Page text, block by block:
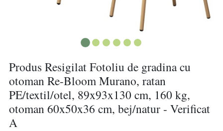
Produs Resigilat Fotoliu de gradina cu
otoman Re-Bloom Murano, ratan
PE/textil/otel, 89x93x130 cm, 160 kg,
otoman 60x50x36 cm, bej/natur - Verificat
A